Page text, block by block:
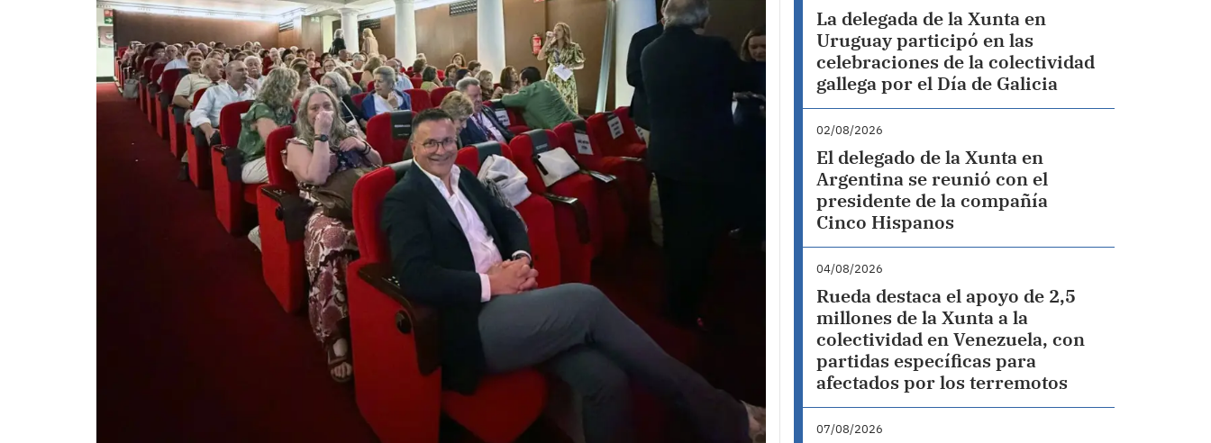
La delegada de la Xunta en
Uruguay participó en las
celebraciones de la colectividad
gallega por el Día de Galicia
02/08/2026
El delegado de la Xunta en
Argentina se reunió con el
presidente de la compañía
Cinco Hispanos
04/08/2026
Rueda destaca el apoyo de 2,5
millones de la Xunta a la
colectividad en Venezuela, con
partidas específicas para
afectados por los terremotos
07/08/2026